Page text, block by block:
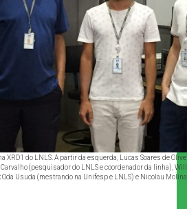
XRD1 do LNLS. A partir da esquerda, Lucas Soares de
(pesquisador do LNLS e coordenador da linha),
Oda Usuda (mestrando na Unifesp e LNLS) e Nicolau